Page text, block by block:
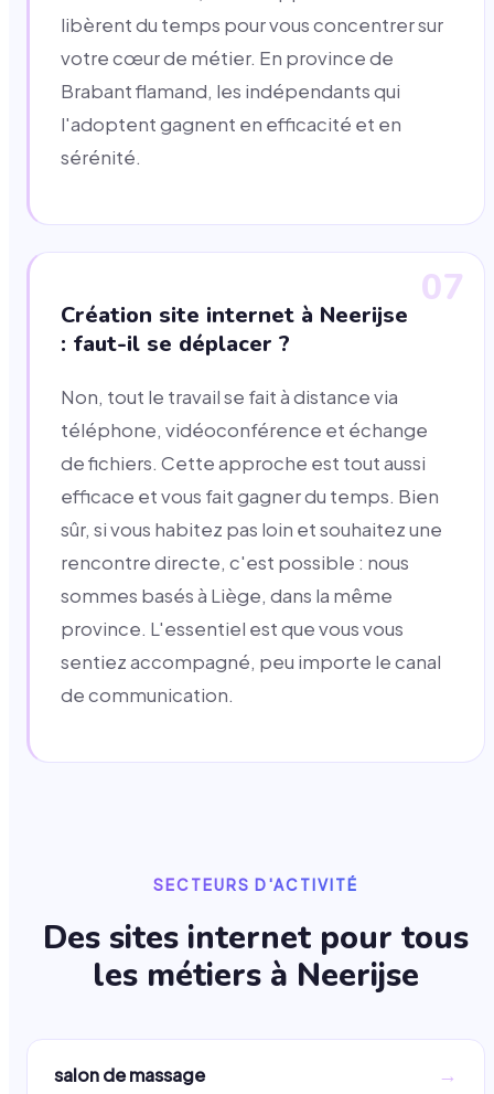
libèrent du temps pour vous concentrer sur
votre cœur de métier. En province de
Brabant flamand, les indépendants qui
l'adoptent gagnent en efficacité et en
sérénité.
07
Création site internet à Neerijse
: faut-il se déplacer ?
Non, tout le travail se fait à distance via
téléphone, vidéoconférence et échange
de fichiers. Cette approche est tout aussi
efficace et vous fait gagner du temps. Bien
sûr, si vous habitez pas loin et souhaitez une
rencontre directe, c'est possible : nous
sommes basés à Liège, dans la même
province. L'essentiel est que vous vous
sentiez accompagné, peu importe le canal
de communication.
SECTEURS D'ACTIVITÉ
Des sites internet pour tous
les métiers à Neerijse
salon de massage →